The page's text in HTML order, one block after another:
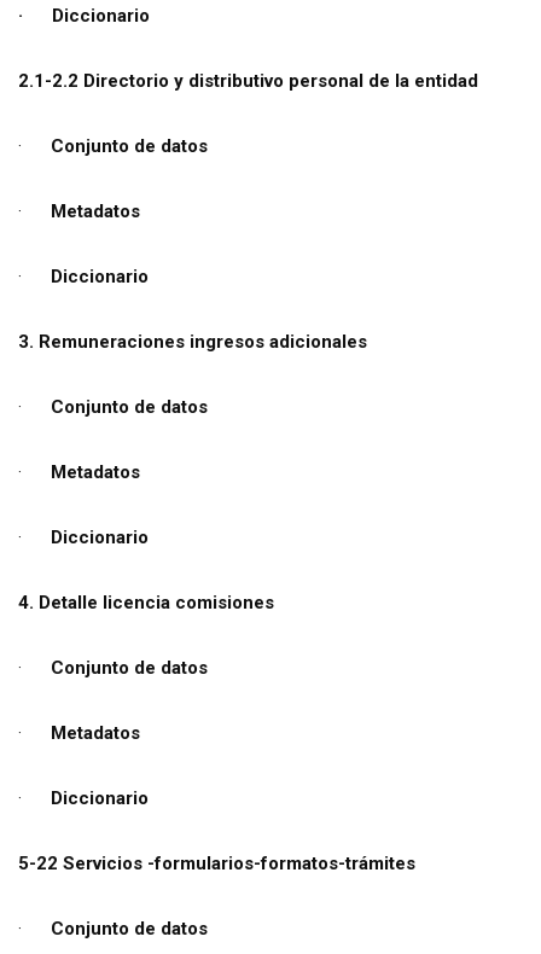
· Diccionario
2.1-2.2 Directorio y distributivo personal de la entidad
· Conjunto de datos
· Metadatos
· Diccionario
3. Remuneraciones ingresos adicionales
· Conjunto de datos
· Metadatos
· Diccionario
4. Detalle licencia comisiones
· Conjunto de datos
· Metadatos
· Diccionario
5-22 Servicios -formularios-formatos-trámites
· Conjunto de datos